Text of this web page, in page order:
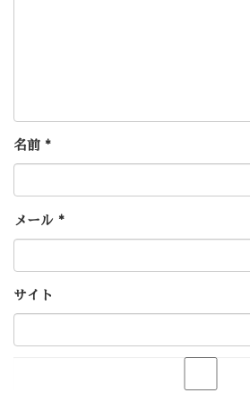
名前 *
メール *
サイト